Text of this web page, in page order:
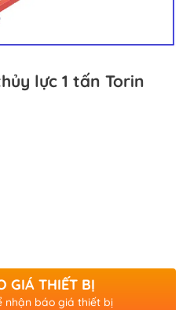
lực 1 tấn Torin
GIÁ THIẾT BỊ
nhận báo giá thiết bị